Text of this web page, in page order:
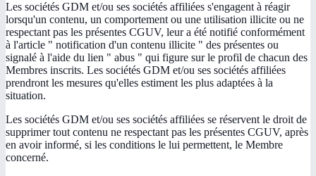
Les sociétés GDM et/ou ses sociétés affiliées s'engagent à réagir
lorsqu'un contenu, un comportement ou une utilisation illicite ou ne
respectant pas les présentes CGUV, leur a été notifié conformément
à l'article " notification d'un contenu illicite " des présentes ou
signalé à l'aide du lien " abus " qui figure sur le profil de chacun des
Membres inscrits. Les sociétés GDM et/ou ses sociétés affiliées
prendront les mesures qu'elles estiment les plus adaptées à la
situation.
Les sociétés GDM et/ou ses sociétés affiliées se réservent le droit de
supprimer tout contenu ne respectant pas les présentes CGUV, après
en avoir informé, si les conditions le lui permettent, le Membre
concerné.